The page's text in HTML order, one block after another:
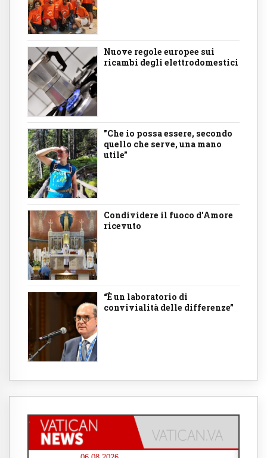
Nuove regole europee sui
ricambi degli elettrodomestici
"Che io possa essere, secondo
quello che serve, una mano
utile"
Condividere il fuoco d’Amore
ricevuto
“È un laboratorio di
convivialità delle differenze”